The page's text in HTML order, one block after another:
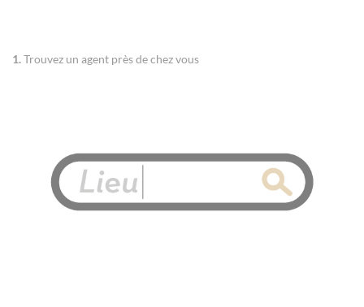
1.Trouvez un agent près de chez vous